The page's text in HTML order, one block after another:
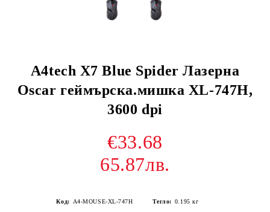
A4tech X7 Blue Spider Лазерна
Oscar геймърска.мишка XL-747H,
3600 dpi
€33.68
65.87лв.
Код: A4-MOUSE-XL-747H Тегло: 0.195 кг